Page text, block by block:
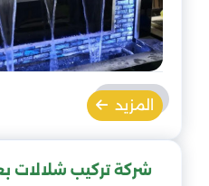
المزيد
شركة تركيب شلالات